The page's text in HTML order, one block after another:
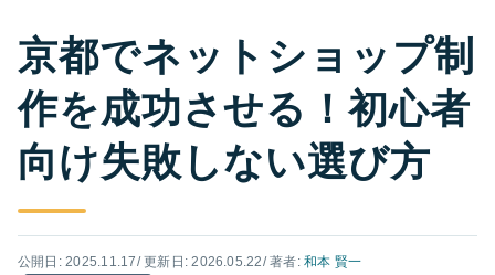
京都でネットショップ制
作を成功させる！初心者
向け失敗しない選び方
公開日: 2025.11.17/ 更新日: 2026.05.22/ 著者:和本 賢一